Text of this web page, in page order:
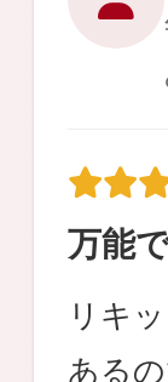
万能
リキ
ある